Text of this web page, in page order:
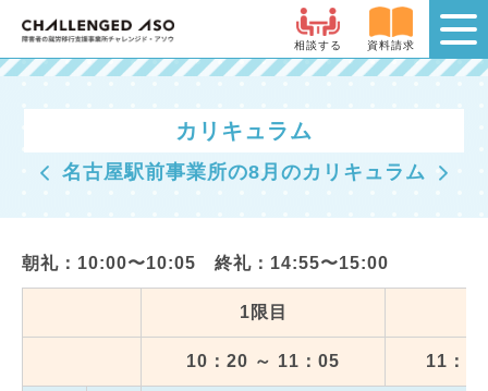
相談する 資料請求
カリキュラム
名古屋駅前事業所の8月のカリキュラム
朝礼：10:00〜10:05 終礼：14:55〜15:00
1限目
10：20 ～ 11：05 11：